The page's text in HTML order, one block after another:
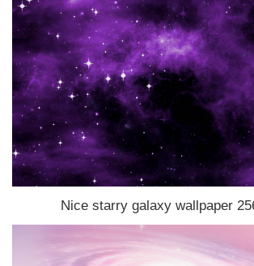
Nice starry galaxy wallpaper